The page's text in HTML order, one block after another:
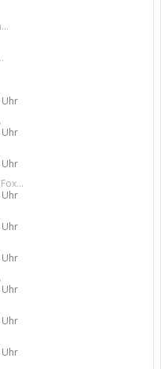
Uhr
Uhr
Uhr
Uhr
Uhr
Uhr
Uhr
Uhr
Uhr